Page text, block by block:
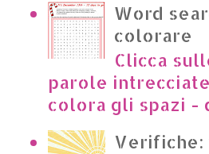
Word
colorare
Clicca
parole
colora gli spazi -
Verifiche: